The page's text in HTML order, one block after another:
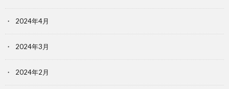
2024年4月
2024年3月
2024年2月